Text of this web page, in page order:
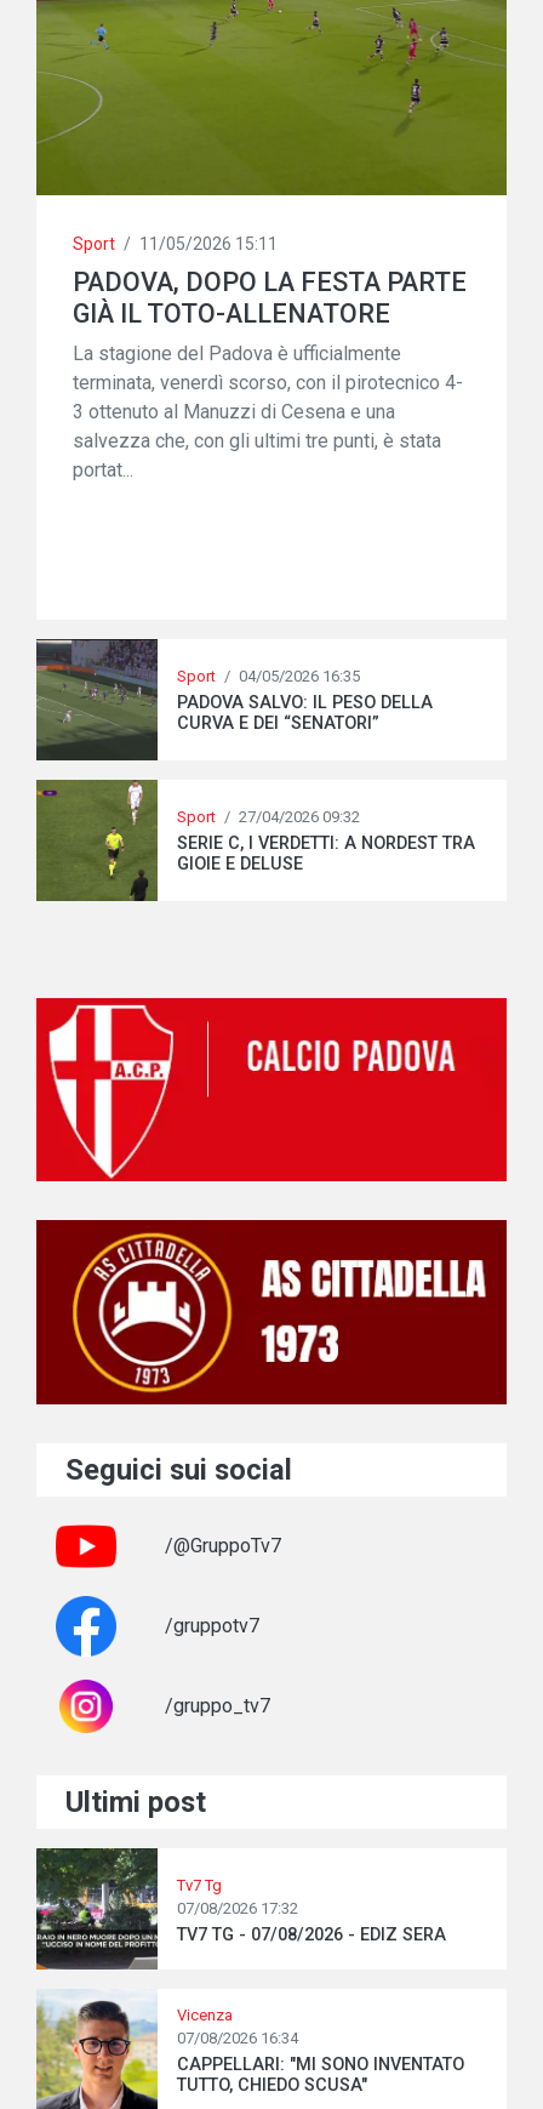
Sport / 11/05/2026 15:11
PADOVA, DOPO LA FESTA PARTE
GIÀ IL TOTO-ALLENATORE
La stagione del Padova è ufficialmente
terminata, venerdì scorso, con il pirotecnico 4-
3 ottenuto al Manuzzi di Cesena e una
salvezza che, con gli ultimi tre punti, è stata
portat...
Sport / 04/05/2026 16:35
PADOVA SALVO: IL PESO DELLA
CURVA E DEI “SENATORI”
Sport / 27/04/2026 09:32
SERIE C, I VERDETTI: A NORDEST TRA
GIOIE E DELUSE
Seguici sui social
/@GruppoTv7
/gruppotv7
/gruppo_tv7
Ultimi post
Tv7 Tg
07/08/2026 17:32
TV7 TG - 07/08/2026 - EDIZ SERA
Vicenza
07/08/2026 16:34
CAPPELLARI: "MI SONO INVENTATO
TUTTO, CHIEDO SCUSA"